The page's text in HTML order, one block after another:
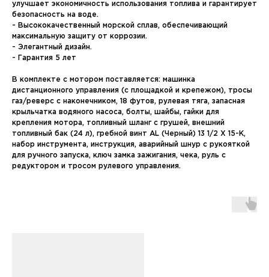
улучшает экономичность использования топлива и гарантирует
безопасность на воде.
- Высококачественный морской сплав, обеспечивающий
максимальную защиту от коррозии.
- Элегантный дизайн.
- Гарантия 5 лет
В комплекте с мотором поставляется: машинка
дистанционного управления (с площадкой и крепежом), тросы
газ/реверс с наконечником, 18 футов, рулевая тяга, запасная
крыльчатка водяного насоса, болты, шайбы, гайки для
крепления мотора, топливный шланг с грушей, внешний
топливный бак (24 л), гребной винт AL (Черный) 13 1/2 Х 15-K,
набор инструмента, инструкция, аварийный шнур с рукояткой
для ручного запуска, ключ замка зажигания, чека, руль с
редуктором и тросом рулевого управления.